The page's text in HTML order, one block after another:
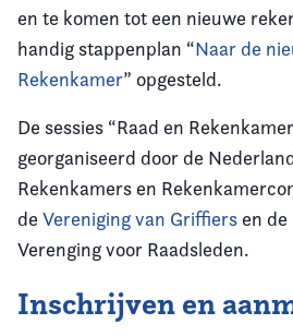
en te komen tot een nieuwe
handig stappenplan “Naar de
Rekenkamer” opgesteld.
De sessies “Raad en
georganiseerd door de
Rekenkamers en
de Vereniging van Griffiers en
Verenging voor Raadsleden.
Inschrijven en